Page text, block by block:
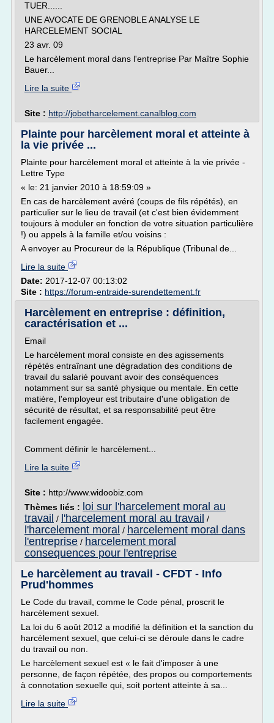
TUER......
UNE AVOCATE DE GRENOBLE ANALYSE LE
HARCELEMENT SOCIAL
23 avr. 09
Le harcèlement moral dans l'entreprise Par Maître Sophie
Bauer...
Lire la suite
Site : http://jobetharcelement.canalblog.com
Plainte pour harcèlement moral et atteinte à
la vie privée ...
Plainte pour harcèlement moral et atteinte à la vie privée -
Lettre Type
« le: 21 janvier 2010 à 18:59:09 »
En cas de harcèlement avéré (coups de fils répétés), en
particulier sur le lieu de travail (et c'est bien évidemment
toujours à moduler en fonction de votre situation particulière
!) ou appels à la famille et/ou voisins :
A envoyer au Procureur de la République (Tribunal de...
Lire la suite
Date: 2017-12-07 00:13:02
Site : https://forum-entraide-surendettement.fr
Harcèlement en entreprise : définition,
caractérisation et ...
Email
Le harcèlement moral consiste en des agissements
répétés entraînant une dégradation des conditions de
travail du salarié pouvant avoir des conséquences
notamment sur sa santé physique ou mentale. En cette
matière, l'employeur est tributaire d'une obligation de
sécurité de résultat, et sa responsabilité peut être
facilement engagée.
Comment définir le harcèlement...
Lire la suite
Site : http://www.widoobiz.com
Thèmes liés : loi sur l'harcelement moral au
travail / l'harcelement moral au travail /
l'harcelement moral / harcelement moral dans
l'entreprise / harcelement moral
consequences pour l'entreprise
Le harcèlement au travail - CFDT - Info
Prud'hommes
Le Code du travail, comme le Code pénal, proscrit le
harcèlement sexuel.
La loi du 6 août 2012 a modifié la définition et la sanction du
harcèlement sexuel, que celui-ci se déroule dans le cadre
du travail ou non.
Le harcèlement sexuel est « le fait d'imposer à une
personne, de façon répétée, des propos ou comportements
à connotation sexuelle qui, soit portent atteinte à sa...
Lire la suite